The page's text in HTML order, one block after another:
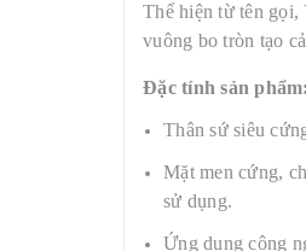
Thể hiện từ tên gọi,
vuông bo tròn tạo
Đặc tính sản phẩm:
Thân sứ siêu
Mặt men cứng,
sử dụng.
Ứng dụng công